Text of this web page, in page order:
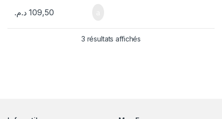
109,50 د.م.
3 résultats affichés